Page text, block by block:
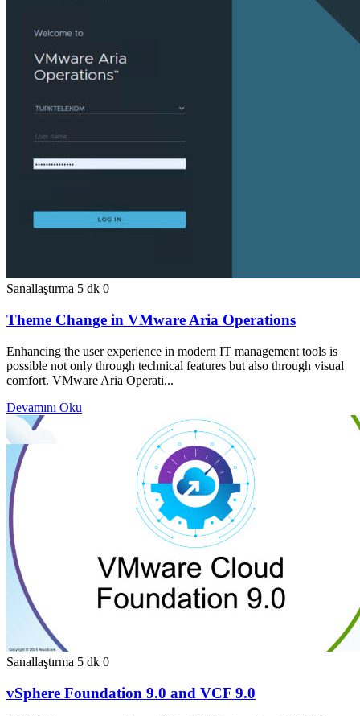
Sanallaştırma 5 dk 0
Theme Change in VMware Aria Operations
Enhancing the user experience in modern IT management tools is
possible not only through technical features but also through visual
comfort. VMware Aria Operati...
Devamını Oku
Sanallaştırma 5 dk 0
vSphere Foundation 9.0 and VCF 9.0